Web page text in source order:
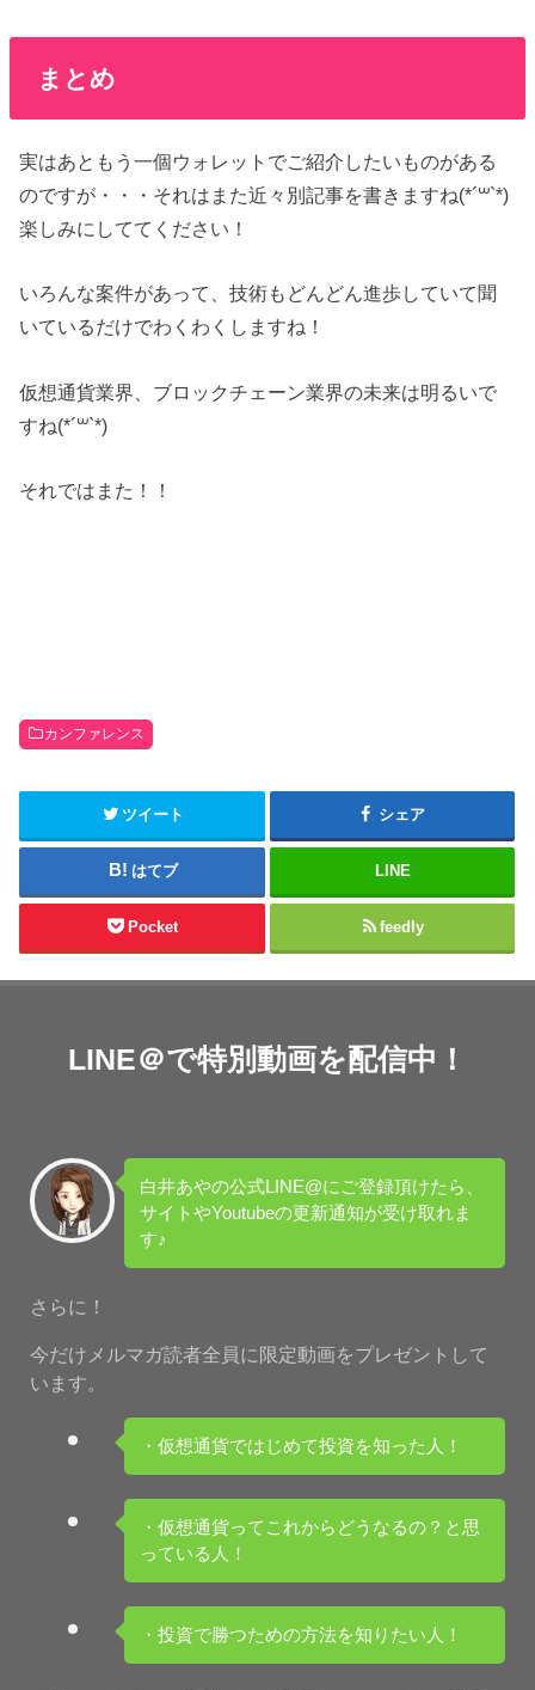
まとめ
実はあともう一個ウォレットでご紹介したいものがある
のですが・・・それはまた近々別記事を書きますね(*´꒳`*)
楽しみにしててください！
いろんな案件があって、技術もどんどん進歩していて聞
いているだけでわくわくしますね！
仮想通貨業界、ブロックチェーン業界の未来は明るいで
すね(*´꒳`*)
それではまた！！
カンファレンス
ツイート シェア
はてブ LINE
Pocket feedly
LINE＠で特別動画を配信中！
白井あやの公式LINE@にご登録頂けたら、
サイトやYoutubeの更新通知が受け取れま
す♪
さらに！
今だけメルマガ読者全員に限定動画をプレゼントして
います。
・仮想通貨ではじめて投資を知った人！
・仮想通貨ってこれからどうなるの？と思
っている人！
・投資で勝つための方法を知りたい人！